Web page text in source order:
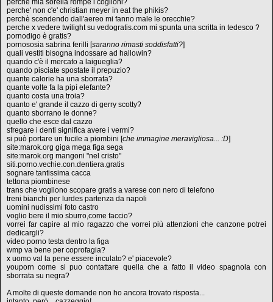
perche mia sorella rompe i coglioni?
perche' non c'e' christian meyer in eat the phikis?
perchè scendendo dall'aereo mi fanno male le orecchie?
perche x vedere twilight su vedogratis.com mi spunta una scritta in tedesco ?
pornodigo è gratis?
pornososia sabrina ferilli [saranno rimasti soddisfatti?]
quali vestiti bisogna indossare ad hallowin?
quando c'è il mercato a laigueglia?
quando pisciate spostate il prepuzio?
quante calorie ha una sborrata?
quante volte fa la pipì elefante?
quanto costa una troia?
quanto e' grande il cazzo di gerry scotty?
quanto sborrano le donne?
quello che esce dal cazzo
sfregare i denti significa avere i vermi?
si può portare un fucile a piombini [che immagine meravigliosa... :D]
site:marok.org giga mega figa sega
site:marok.org mangoni "nel cristo"
siti.porno.vechie.con.dentiera.gratis
sognare tantissima cacca
tettona piombinese
trans che vogliono scopare gratis a varese con nero di telefono
treni bianchi per lurdes partenza da napoli
uomini nudissimi foto castro
voglio bere il mio sburro,come faccio?
vorrei far capire al mio ragazzo che vorrei più attenzioni che canzone potrei
dedicargli?
video porno testa dentro la figa
wmp va bene per coprofagia?
x uomo val la pene essere inculato? e' piacevole?
youporn come si puo contattare quella che a fatto il video spagnola con
sborrata su negra?
A molte di queste domande non ho ancora trovato risposta...